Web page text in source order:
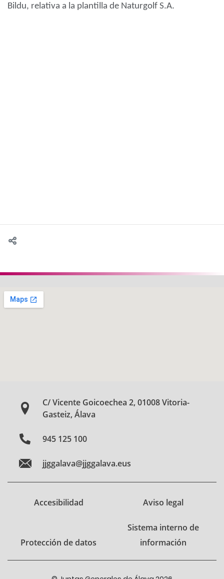
Bildu, relativa a la plantilla de Naturgolf S.A.
C/ Vicente Goicoechea 2, 01008 Vitoria-
Gasteiz, Álava
945 125 100
jjggalava@jjggalava.eus
Accesibilidad Aviso legal
Protección de datos
Sistema interno de
información